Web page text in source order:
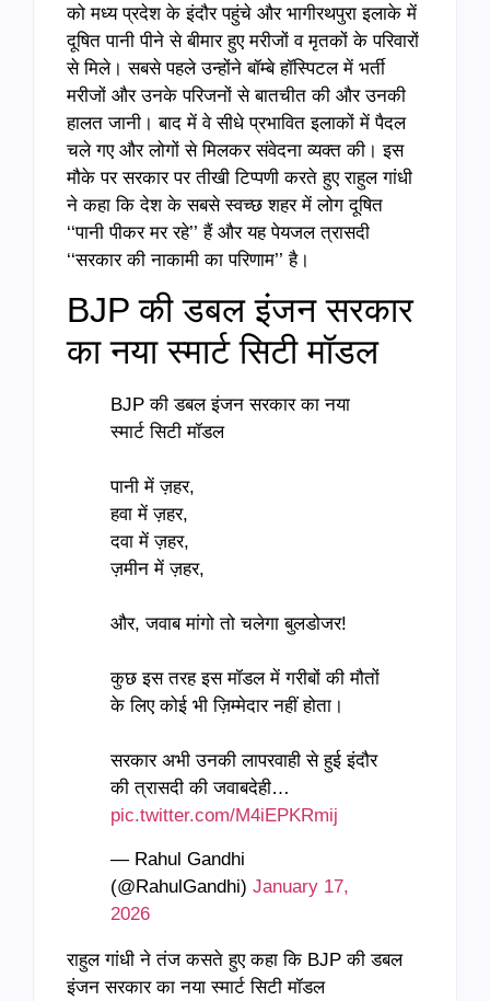
को मध्य प्रदेश के इंदौर पहुंचे और भागीरथपुरा इलाके में
दूषित पानी पीने से बीमार हुए मरीजों व मृतकों के परिवारों
से मिले। सबसे पहले उन्होंने बॉम्बे हॉस्पिटल में भर्ती
मरीजों और उनके परिजनों से बातचीत की और उनकी
हालत जानी। बाद में वे सीधे प्रभावित इलाकों में पैदल
चले गए और लोगों से मिलकर संवेदना व्यक्त की। इस
मौके पर सरकार पर तीखी टिप्पणी करते हुए राहुल गांधी
ने कहा कि देश के सबसे स्वच्छ शहर में लोग दूषित
‘‘पानी पीकर मर रहे’’ हैं और यह पेयजल त्रासदी
‘‘सरकार की नाकामी का परिणाम’’ है।
BJP की डबल इंजन सरकार
का नया स्मार्ट सिटी मॉडल
BJP की डबल इंजन सरकार का नया
स्मार्ट सिटी मॉडल
पानी में ज़हर,
हवा में ज़हर,
दवा में ज़हर,
ज़मीन में ज़हर,
और, जवाब मांगो तो चलेगा बुलडोजर!
कुछ इस तरह इस मॉडल में गरीबों की मौतों
के लिए कोई भी ज़िम्मेदार नहीं होता।
सरकार अभी उनकी लापरवाही से हुई इंदौर
की त्रासदी की जवाबदेही…
pic.twitter.com/M4iEPKRmij
— Rahul Gandhi
(@RahulGandhi) January 17,
2026
राहुल गांधी ने तंज कसते हुए कहा कि BJP की डबल
इंजन सरकार का नया स्मार्ट सिटी मॉडल